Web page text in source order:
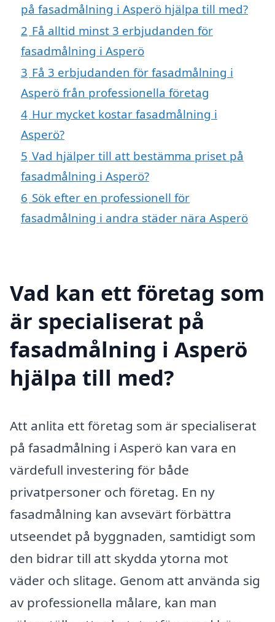
på fasadmålning i Asperö hjälpa till med?
2 Få alltid minst 3 erbjudanden för
fasadmålning i Asperö
3 Få 3 erbjudanden för fasadmålning i
Asperö från professionella företag
4 Hur mycket kostar fasadmålning i
Asperö?
5 Vad hjälper till att bestämma priset på
fasadmålning i Asperö?
6 Sök efter en professionell för
fasadmålning i andra städer nära Asperö
Vad kan ett företag som
är specialiserat på
fasadmålning i Asperö
hjälpa till med?
Att anlita ett företag som är specialiserat
på fasadmålning i Asperö kan vara en
värdefull investering för både
privatpersoner och företag. En ny
fasadmålning kan avsevärt förbättra
utseendet på byggnaden, samtidigt som
den bidrar till att skydda ytorna mot
väder och slitage. Genom att använda sig
av professionella målare, kan man